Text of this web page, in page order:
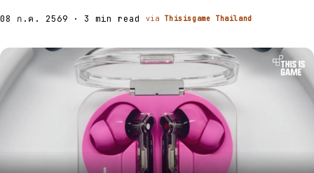
08 ก.ค. 2569 · 3 min read via Thisisgame Thailand